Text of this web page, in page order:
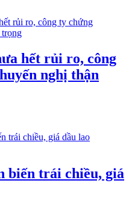
hết rủi ro, công
nghị thận
biến trái chiều, giá